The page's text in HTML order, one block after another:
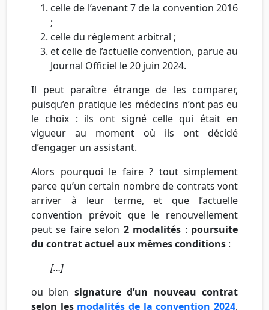
celle de l’avenant 7 de la convention 2016
;
celle du règlement arbitral ;
et celle de l’actuelle convention, parue au
Journal Officiel le 20 juin 2024.
Il peut paraître étrange de les comparer,
puisqu’en pratique les médecins n’ont pas eu
le choix : ils ont signé celle qui était en
vigueur au moment où ils ont décidé
d’engager un assistant.
Alors pourquoi le faire ? tout simplement
parce qu’un certain nombre de contrats vont
arriver à leur terme, et que l’actuelle
convention prévoit que le renouvellement
peut se faire selon 2 modalités : poursuite
du contrat actuel aux mêmes conditions :
[…]
ou bien signature d’un nouveau contrat
selon les modalités de la convention 2024,